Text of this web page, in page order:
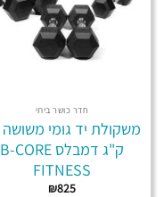
חדר כושר ביתי
ק"ג דמבלס B-CORE
FITNESS
₪825